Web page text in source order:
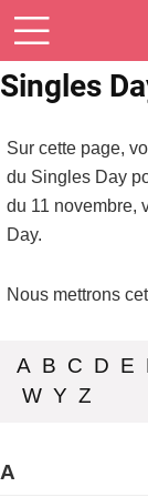
Singles
Sur cette page,
du Singles Day
du 11 novembre,
Day.
Nous mettrons
A B C D E
W Y Z
A